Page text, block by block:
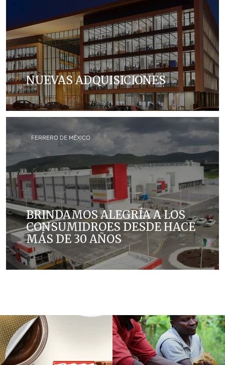
NUEVAS ADQUISICIONES
Explora las marcas que se han agregado a la familia
Ferrero los años anteriores
FERRERO DE MÉXICO
BRINDAMOS ALEGRÍA A LOS
CONSUMIDROES DESDE HACE
MÁS DE 30 AÑOS
Ferrero le brinda alegría a los consumidores
mexicanos desde hace más de 30 años